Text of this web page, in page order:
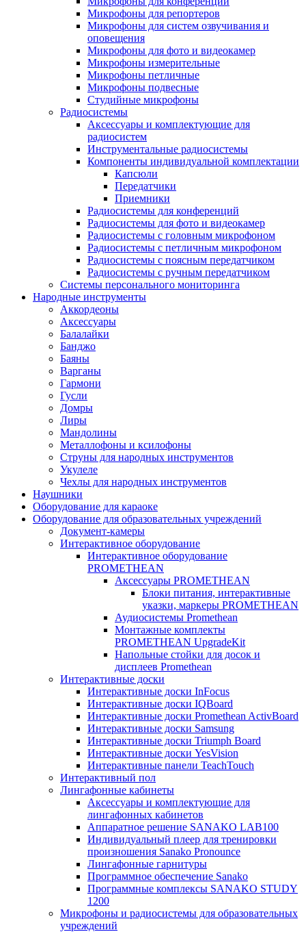
Микрофоны для репортеров
Микрофоны для систем озвучивания и
оповещения
Микрофоны для фото и видеокамер
Микрофоны измерительные
Микрофоны петличные
Микрофоны подвесные
Студийные микрофоны
Радиосистемы
Аксессуары и комплектующие для
радиосистем
Инструментальные радиосистемы
Компоненты индивидуальной комплектации
Капсюли
Передатчики
Приемники
Радиосистемы для конференций
Радиосистемы для фото и видеокамер
Радиосистемы с головным микрофоном
Радиосистемы с петличным микрофоном
Радиосистемы с поясным передатчиком
Радиосистемы с ручным передатчиком
Системы персонального мониторинга
Народные инструменты
Аккордеоны
Аксессуары
Балалайки
Банджо
Баяны
Варганы
Гармони
Гусли
Домры
Лиры
Мандолины
Металлофоны и ксилофоны
Струны для народных инструментов
Укулеле
Чехлы для народных инструментов
Наушники
Оборудование для караоке
Оборудование для образовательных учреждений
Документ-камеры
Интерактивное оборудование
Интерактивное оборудование
PROMETHEAN
Аксессуары PROMETHEAN
Блоки питания, интерактивные
указки, маркеры PROMETHEAN
Аудиосистемы Promethean
Монтажные комплекты
PROMETHEAN UpgradeKit
Напольные стойки для досок и
дисплеев Promethean
Интерактивные доски
Интерактивные доски InFocus
Интерактивные доски IQBoard
Интерактивные доски Promethean ActivBoard
Интерактивные доски Samsung
Интерактивные доски Triumph Board
Интерактивные доски YesVision
Интерактивные панели TeachTouch
Интерактивный пол
Лингафонные кабинеты
Аксессуары и комплектующие для
лингафонных кабинетов
Аппаратное решение SANAKO LAB100
Индивидуальный плеер для тренировки
произношения Sanako Pronounce
Лингафонные гарнитуры
Программное обеспечение Sanako
Программные комплексы SANAKO STUDY
1200
Микрофоны и радиосистемы для образовательных
учреждений